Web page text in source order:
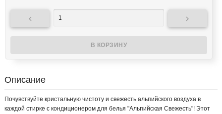
 
Описание
Почувствуйте кристальную чистоту и свежесть альпийского воздуха в
каждой стирке с кондиционером для белья "Альпийская Свежесть"! Этот